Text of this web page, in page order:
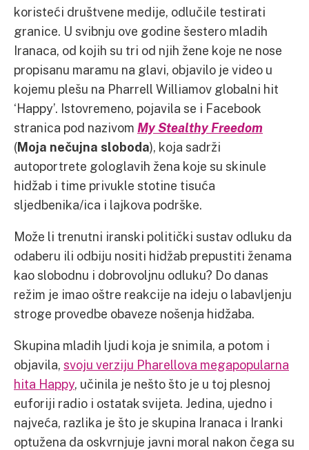
koristeći društvene medije, odlučile testirati
granice. U svibnju ove godine šestero mladih
Iranaca, od kojih su tri od njih žene koje ne nose
propisanu maramu na glavi, objavilo je video u
kojemu plešu na Pharrell Williamov globalni hit
‘Happy’. Istovremeno, pojavila se i Facebook
stranica pod nazivom My Stealthy Freedom
(Moja nečujna sloboda), koja sadrži
autoportrete gologlavih žena koje su skinule
hidžab i time privukle stotine tisuća
sljedbenika/ica i lajkova podrške.
Može li trenutni iranski politički sustav odluku da
odaberu ili odbiju nositi hidžab prepustiti ženama
kao slobodnu i dobrovoljnu odluku? Do danas
režim je imao oštre reakcije na ideju o labavljenju
stroge provedbe obaveze nošenja hidžaba.
Skupina mladih ljudi koja je snimila, a potom i
objavila, svoju verziju Pharellova megapopularna
hita Happy, učinila je nešto što je u toj plesnoj
euforiji radio i ostatak svijeta. Jedina, ujedno i
najveća, razlika je što je skupina Iranaca i Iranki
optužena da oskvrnjuje javni moral nakon čega su